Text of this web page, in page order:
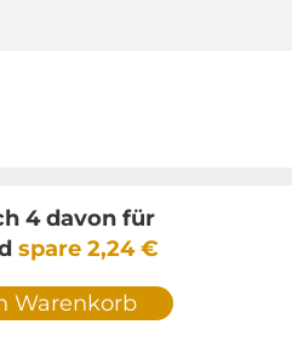
4 davon für
spare2,24 €
Warenkorb